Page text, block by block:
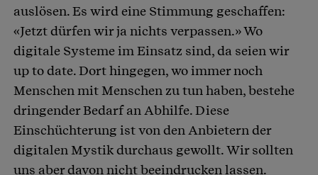
auslösen. Es wird eine Stimmung geschaffen:
«Jetzt dürfen wir ja nichts verpassen.» Wo
digitale Systeme im Einsatz sind, da seien wir
up to date. Dort hingegen, wo immer noch
Menschen mit Menschen zu tun haben, bestehe
dringender Bedarf an Abhilfe. Diese
Einschüchterung ist von den Anbietern der
digitalen Mystik durchaus gewollt. Wir sollten
uns aber davon nicht beeindrucken lassen.